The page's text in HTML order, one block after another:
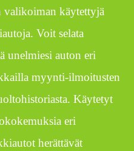
valikoiman käytettyjä
Voit selata
unelmiesi auton eri
myynti-ilmoitusten
Käytetyt
eri
herättävät